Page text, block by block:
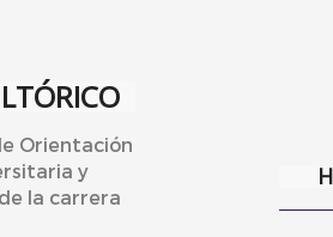
Orientación
y
la carrera